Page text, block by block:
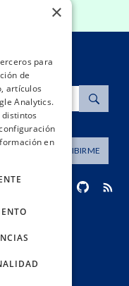
SUSCRIBIRME
×
para
de
artículos
Analytics.
en